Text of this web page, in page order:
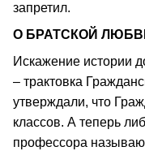
запретил.
О БРАТСКОЙ
Искажение истории
– трактовка
утверждали, что
классов. А теперь
профессора